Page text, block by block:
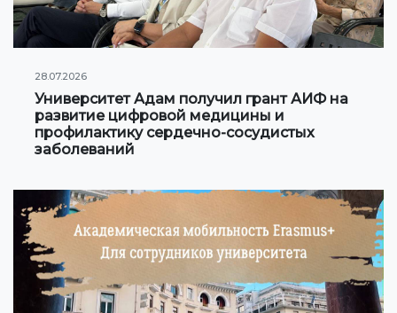
Онлайн конференции и вебинары
НАУКА
Стратегические направления
Исследования
управление, образование"
Публикации
Электронная библиотека
28.07.2026
Университет Адам получил грант АИФ на
развитие цифровой медицины и
профилактику сердечно-сосудистых
заболеваний